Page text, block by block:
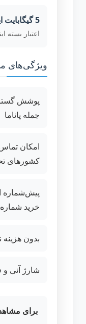
5 گیگابایت اینترنت
اعتبار بسته
ویژگی‌های
جمله پاناما
امکان
کشورهای
خرید
بدون هزینه
شارژ آنی
برای